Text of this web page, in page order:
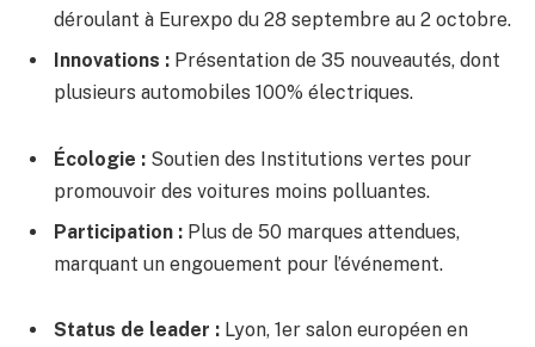
déroulant à Eurexpo du 28 septembre au 2 octobre.
Innovations : Présentation de 35 nouveautés, dont
plusieurs automobiles 100% électriques.
Écologie : Soutien des Institutions vertes pour
promouvoir des voitures moins polluantes.
Participation : Plus de 50 marques attendues,
marquant un engouement pour l’événement.
Status de leader : Lyon, 1er salon européen en